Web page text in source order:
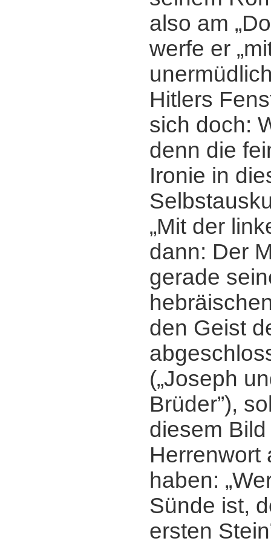
also am
werfe er
Hitlers
sich doch:
denn die
Ironie in
„Mit der
dann: Der
gerade
den Geist
(„Joseph
Brüder”),
diesem
Herrenwort
haben:
Sünde ist,
ersten